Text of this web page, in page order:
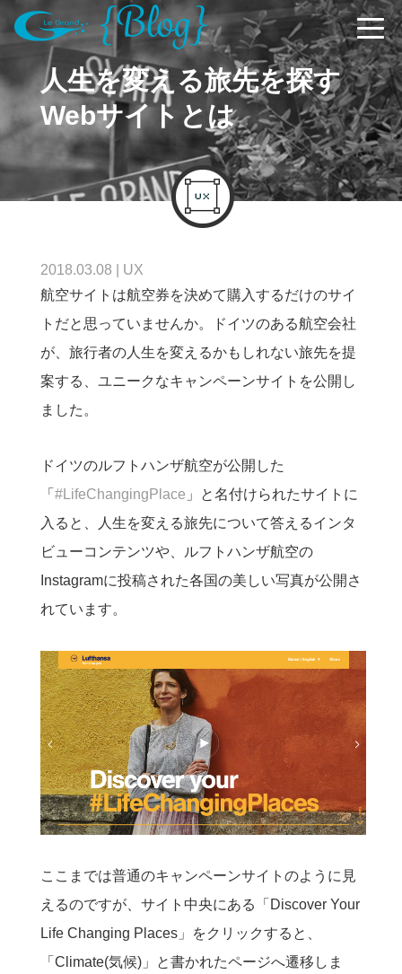
人生を変える旅先を探す
Webサイトとは
2018.03.08
UX
航空サイトは航空券を決めて購入するだけのサイ
トだと思っていませんか。ドイツのある航空会社
が、旅行者の人生を変えるかもしれない旅先を提
案する、ユニークなキャンペーンサイトを公開し
ました。
ドイツのルフトハンザ航空が公開した
「 #LifeChangingPlace 」と名付けられたサイトに
入ると、人生を変える旅先について答えるインタ
ビューコンテンツや、ルフトハンザ航空の
Instagramに投稿された各国の美しい写真が公開さ
れています。
ここまでは普通のキャンペーンサイトのように見
えるのですが、サイト中央にある「Discover Your
Life Changing Places」をクリックすると、
「Climate(気候)」と書かれたページへ遷移しま